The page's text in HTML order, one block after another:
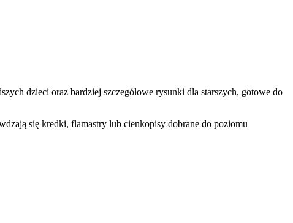
dzieci oraz bardziej szczegółowe rysunki dla starszych, gotowe do
się kredki, flamastry lub cienkopisy dobrane do poziomu